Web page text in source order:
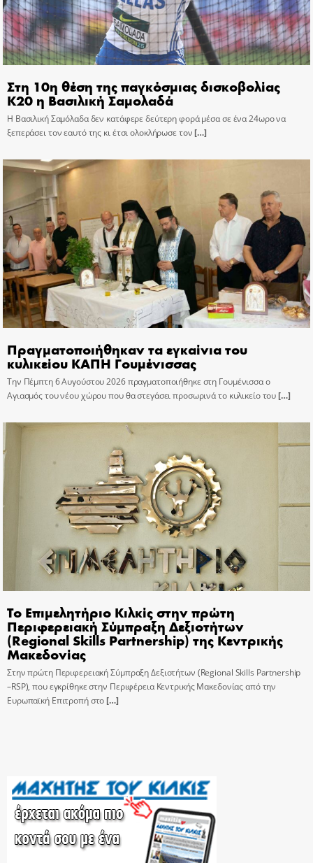
Στη 10η θέση της παγκόσμιας δισκοβολίας
Κ20 η Βασιλική Σαμολαδά
Η Βασιλική Σαμόλαδα δεν κατάφερε δεύτερη φορά μέσα σε ένα 24ωρο να
ξεπεράσει τον εαυτό της κι έτσι ολοκλήρωσε τον[…]
Πραγματοποιήθηκαν τα εγκαίνια του
κυλικείου ΚΑΠΗ Γουμένισσας
Την Πέμπτη 6 Αυγούστου 2026 πραγματοποιήθηκε στη Γουμένισσα ο
Αγιασμός του νέου χώρου που θα στεγάσει προσωρινά το κυλικείο του[…]
Το Επιμελητήριο Κιλκίς στην πρώτη
Περιφερειακή Σύμπραξη Δεξιοτήτων
(Regional Skills Partnership) της Κεντρικής
Μακεδονίας
Στην πρώτη Περιφερειακή Σύμπραξη Δεξιοτήτων (Regional Skills Partnership
–RSP), που εγκρίθηκε στην Περιφέρεια Κεντρικής Μακεδονίας από την
Ευρωπαϊκή Επιτροπή στο[…]